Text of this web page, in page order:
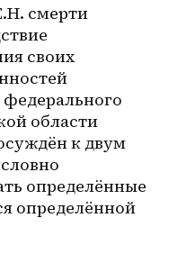
смерти
своих
области
к двум
определённые
определённой